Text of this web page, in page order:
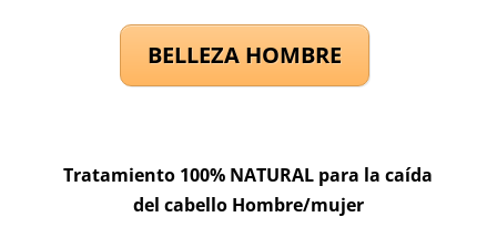
BELLEZA HOMBRE
Tratamiento 100% NATURAL para la caída
del cabello Hombre/mujer